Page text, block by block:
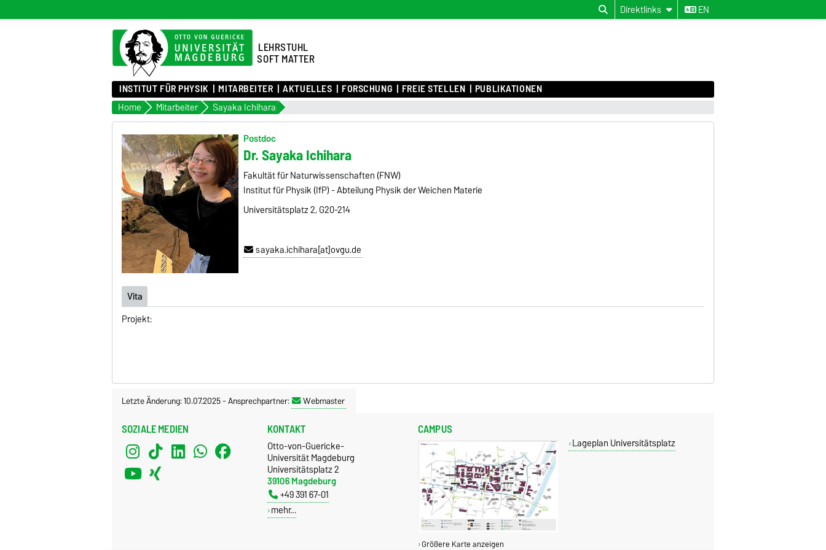
Direktlinks EN
LEHRSTUHL
SOFT MATTER
INSTITUT FÜR PHYSIK MITARBEITER AKTUELLES FORSCHUNG FREIE STELLEN PUBLIKATIONEN
Home Mitarbeiter Sayaka Ichihara
Postdoc
Dr. Sayaka Ichihara
Fakultät für Naturwissenschaften (FNW)
Institut für Physik (IfP) - Abteilung Physik der Weichen Materie
Universitätsplatz 2, G20-214
sayaka.ichihara[at]ovgu.de
Vita
Projekt:
Letzte Änderung: 10.07.2025-Ansprechpartner: Webmaster
SOZIALE MEDIEN KONTAKT
Otto-von-Guericke-
Universität Magdeburg
Universitätsplatz 2
39106 Magdeburg
+49 391 67-01
mehr…
CAMPUS
Größere Karte anzeigen
Lageplan Universitätsplatz